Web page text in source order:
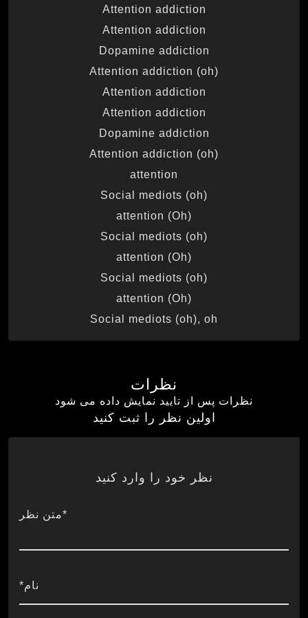
Attention addiction
Attention addiction
Dopamine addiction
Attention addiction (oh)
Attention addiction
Attention addiction
Dopamine addiction
Attention addiction (oh)
attention
Social mediots (oh)
(Oh) attention
Social mediots (oh)
(Oh) attention
Social mediots (oh)
(Oh) attention
Social mediots (oh), oh
نظرات
نظرات پس از تایید نمایش داده می شود
اولین نظر را ثبت کنید
نظر خود را وارد کنید
*متن نظر
نام*